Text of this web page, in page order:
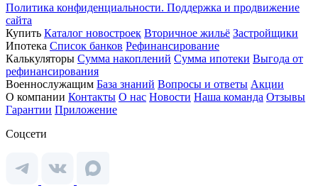
Политика конфиденциальности. Поддержка и продвижение
сайта
Купить Каталог новостроек Вторичное жильё Застройщики
Ипотека Список банков Рефинансирование
Калькуляторы Сумма накоплений Сумма ипотеки Выгода от
рефинансирования
Военнослужащим База знаний Вопросы и ответы Акции
О компании Контакты О нас Новости Наша команда Отзывы
Гарантии Приложение
Соцсети